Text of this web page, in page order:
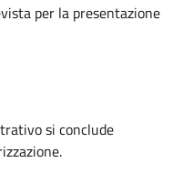
per la presentazione
si conclude